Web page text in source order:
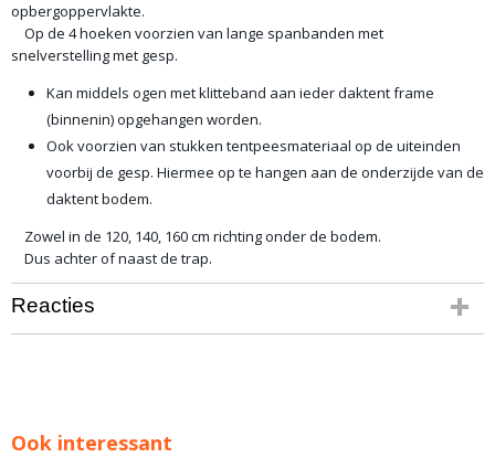
opbergoppervlakte.
Op de 4 hoeken voorzien van lange spanbanden met
snelverstelling met gesp.
Kan middels ogen met klitteband aan ieder daktent frame
(binnenin) opgehangen worden.
Ook voorzien van stukken tentpeesmateriaal op de uiteinden
voorbij de gesp. Hiermee op te hangen aan de onderzijde van de
daktent bodem.
Zowel in de 120, 140, 160 cm richting onder de bodem.
Dus achter of naast de trap.
Reacties
Ook interessant